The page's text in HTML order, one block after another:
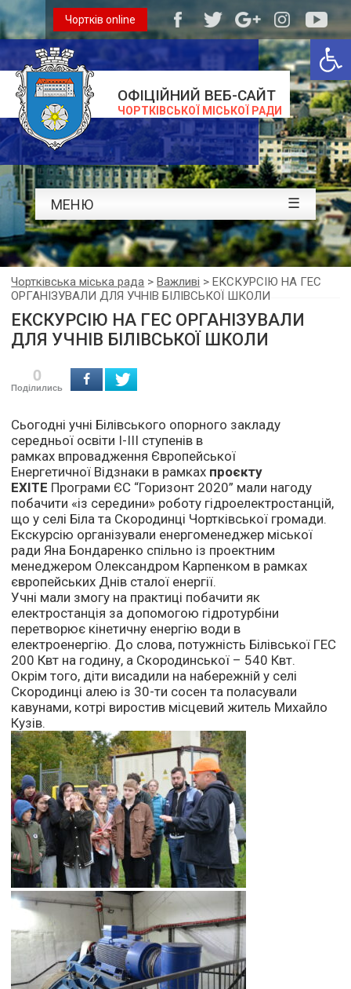
ОФІЦІЙНИЙ ВЕБ-САЙТ
ЧОРТКІВСЬКОЇ МІСЬКОЇ РАДИ
Чортків online
МЕНЮ ☰
Чортківська міська рада >Важливі >ЕКСКУРСІЮ НА ГЕС
ОРГАНІЗУВАЛИ ДЛЯ УЧНІВ БІЛІВСЬКОЇ ШКОЛИ
ЕКСКУРСІЮ НА ГЕС ОРГАНІЗУВАЛИ
ДЛЯ УЧНІВ БІЛІВСЬКОЇ ШКОЛИ
0
Поділились
Сьогодні учні Білівського опорного закладу
середньої освіти І-ІІІ ступенів в
рамках впровадження Європейської
Енергетичної Відзнаки в рамках проєкту
ЕХІТЕ Програми ЄС “Горизонт 2020” мали нагоду
побачити «із середини» роботу гідроелектростанцій,
що у селі Біла та Скородинці Чортківської громади.
Екскурсію організували енергоменеджер міської
ради Яна Бондаренко спільно із проектним
менеджером Олександром Карпенком в рамках
європейських Днів сталої енергії.
Учні мали змогу на практиці побачити як
електростанція за допомогою гідротурбіни
перетворює кінетичну енергію води в
електроенергію. До слова, потужність Білівської ГЕС
200 Квт на годину, а Скородинської – 540 Квт.
Окрім того, діти висадили на набережній у селі
Скородинці алею із 30-ти сосен та поласували
кавунами, котрі виростив місцевий житель Михайло
Кузів.